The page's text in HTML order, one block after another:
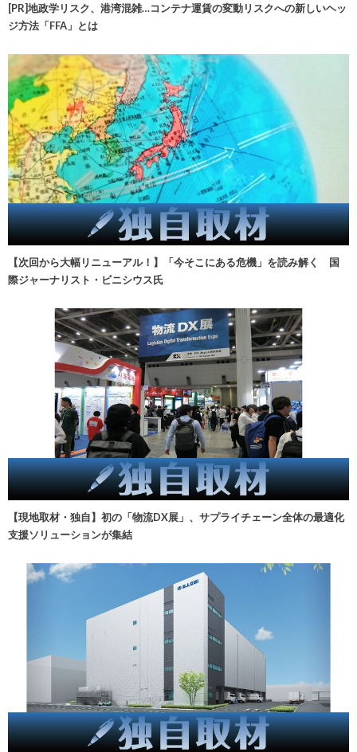
[PR]地政学リスク、港湾混雑…コンテナ運賃の変動リスクへの新しいヘッ
ジ方法「FFA」とは
【次回から大幅リニューアル！】「今そこにある危機」を読み解く 国
際ジャーナリスト・ビニシウス氏
【現地取材・独自】初の「物流DX展」、サプライチェーン全体の最適化
支援ソリューションが集結